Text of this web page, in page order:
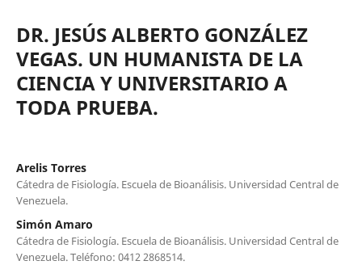
DR. JESÚS ALBERTO GONZÁLEZ
VEGAS. UN HUMANISTA DE LA
CIENCIA Y UNIVERSITARIO A
TODA PRUEBA.
Arelis Torres
Cátedra de Fisiología. Escuela de Bioanálisis. Universidad Central de
Venezuela.
Simón Amaro
Cátedra de Fisiología. Escuela de Bioanálisis. Universidad Central de
Venezuela. Teléfono: 0412 2868514.